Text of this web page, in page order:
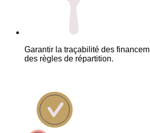
Garantir la traçabilité des
des règles de répartition.